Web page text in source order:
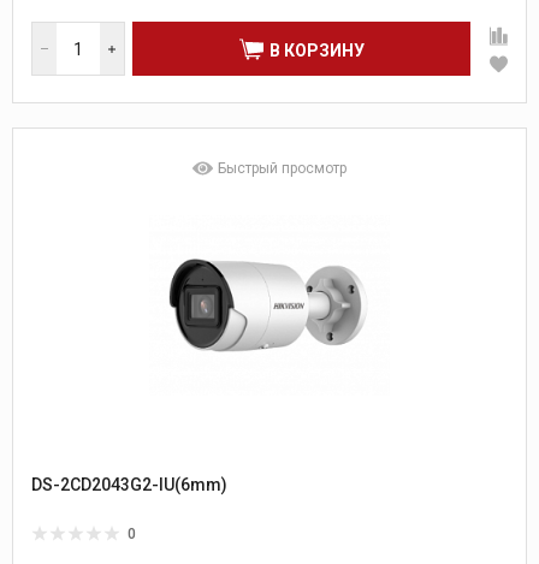
В КОРЗИНУ
Быстрый просмотр
DS-2CD2043G2-IU(6mm)
0